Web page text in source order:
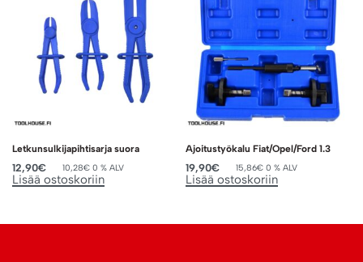
Letkunsulkijapihtisarja suora
12,90€ 10,28€ 0 % ALV
Lisää ostoskoriin
Ajoitustyökalu Fiat/Opel/Ford 1.3
19,90€ 15,86€ 0 % ALV
Lisää ostoskoriin